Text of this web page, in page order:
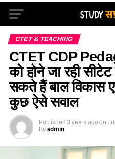
CTET & TEACHING
CTET CDP
को होने जा रही सीटेट
सकते हैं बाल विकास
कुछ ऐसे सवाल
Published 3 years ago on
By admin